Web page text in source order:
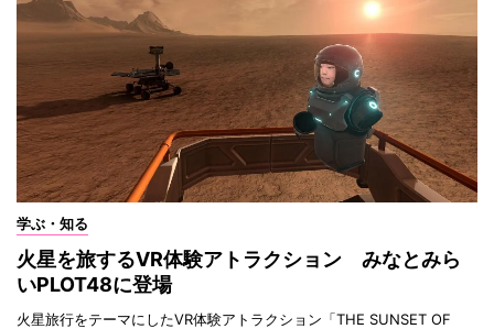
学ぶ・知る
火星を旅するVR体験アトラクション みなとみら
いPLOT48に登場
火星旅行をテーマにしたVR体験アトラクション「THE SUNSET OF